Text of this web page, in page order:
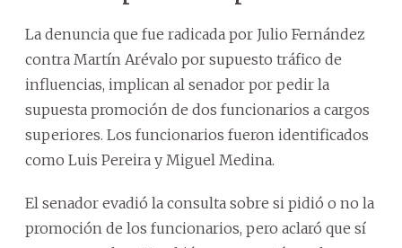
La denuncia que fue radicada por Julio Fernández
contra Martín Arévalo por supuesto tráfico de
influencias, implican al senador por pedir la
supuesta promoción de dos funcionarios a cargos
superiores. Los funcionarios fueron identificados
como Luis Pereira y Miguel Medina.
El senador evadió la consulta sobre si pidió o no la
promoción de los funcionarios, pero aclaró que sí